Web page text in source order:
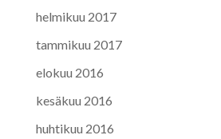
helmikuu 2017
tammikuu 2017
elokuu 2016
kesäkuu 2016
huhtikuu 2016